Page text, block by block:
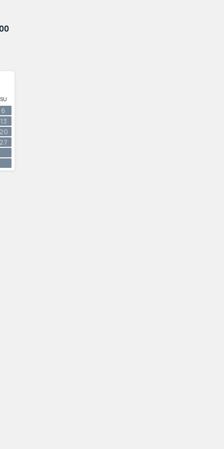
SU
6
13
20
27